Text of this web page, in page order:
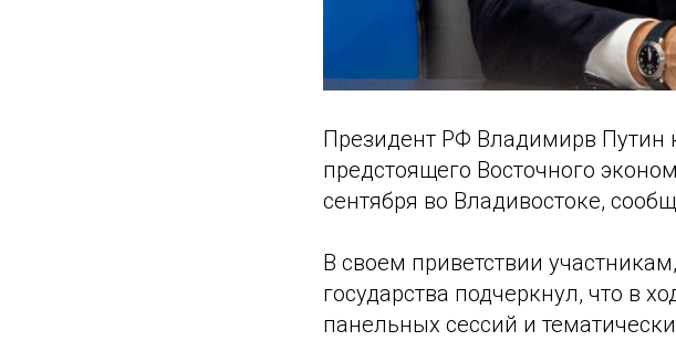
Президент РФ Владимирв Путин
предстоящего Восточного
сентября во Владивостоке,
В своем приветствии
государства подчеркнул, что в
панельных сессий и